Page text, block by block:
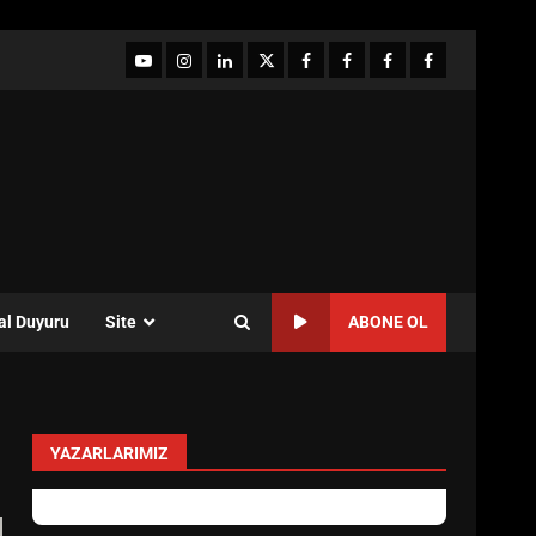
YouTubeInstagram
LinkedIntwitterfacebook-Facebook-
Facebook-Facebook-
Duyuru Site ABONE OL
YAZARLARIMIZ